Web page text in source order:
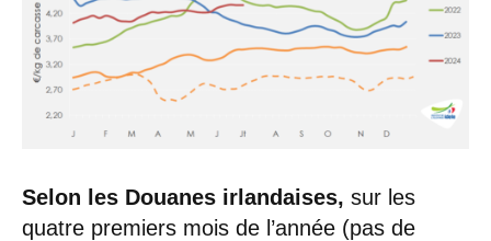
Selon les Douanes irlandaises, sur les
quatre premiers mois de l’année (pas de